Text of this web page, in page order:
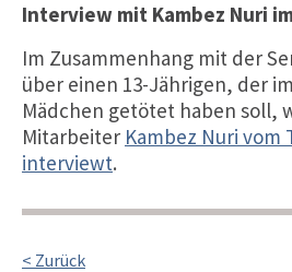
Interview mit Kambez Nuri
Im Zusammenhang mit der
über einen 13-Jährigen, der
Mädchen getötet haben soll,
Mitarbeiter Kambez Nuri vom
interviewt.
< Zurück